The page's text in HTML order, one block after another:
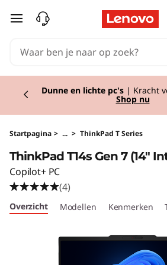
T
k
P
a
d
T
Ga naar de hoofdinhoud
Dunne en lichte pc's | Kracht
Shop nu
Startpagina > ... > ThinkPad T Series
ThinkPad T14s Gen 7 (14"
Copilot+ PC
(4)
Overzicht Modellen Kenmerken